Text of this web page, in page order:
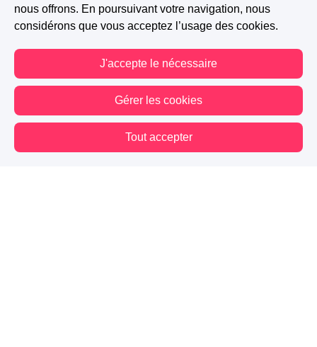
nous offrons. En poursuivant votre navigation, nous
considérons que vous acceptez l’usage des cookies.
J'accepte le nécessaire
Gérer les cookies
Tout accepter